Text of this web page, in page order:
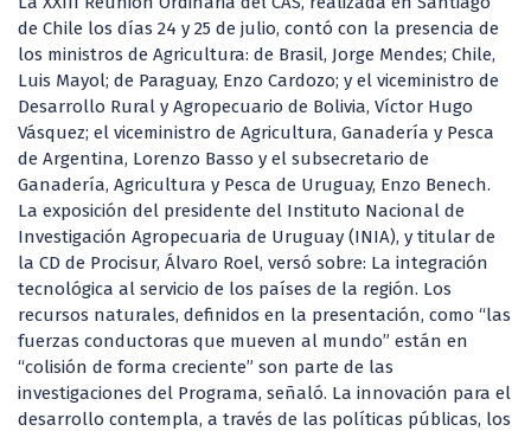
de Chile los días 24 y 25 de julio, contó con la presencia de
los ministros de Agricultura: de Brasil, Jorge Mendes; Chile,
Luis Mayol; de Paraguay, Enzo Cardozo; y el viceministro de
Desarrollo Rural y Agropecuario de Bolivia, Víctor Hugo
Vásquez; el viceministro de Agricultura, Ganadería y Pesca
de Argentina, Lorenzo Basso y el subsecretario de
Ganadería, Agricultura y Pesca de Uruguay, Enzo Benech.
La exposición del presidente del Instituto Nacional de
Investigación Agropecuaria de Uruguay (INIA), y titular de
la CD de Procisur, Álvaro Roel, versó sobre: La integración
tecnológica al servicio de los países de la región. Los
recursos naturales, definidos en la presentación, como “las
fuerzas conductoras que mueven al mundo” están en
“colisión de forma creciente” son parte de las
investigaciones del Programa, señaló. La innovación para el
desarrollo contempla, a través de las políticas públicas, los